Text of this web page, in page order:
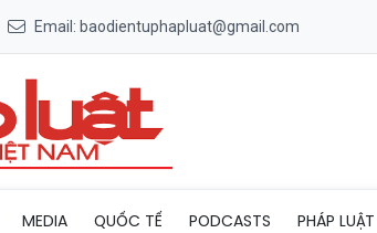
Email: baodientuphapluat@gmail.com
MEDIA QUỐC TẾ PODCASTS PHÁP LUẬT